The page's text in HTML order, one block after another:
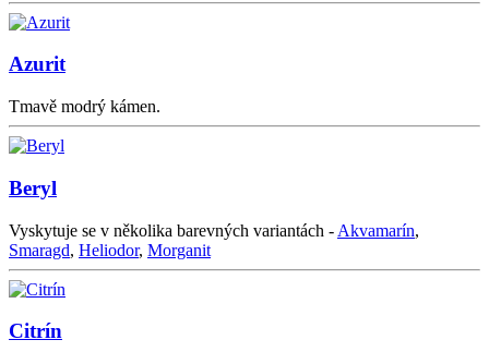
Azurit
Tmavě modrý kámen.
Beryl
Vyskytuje se v několika barevných variantách - Akvamarín,
Smaragd, Heliodor, Morganit
Citrín